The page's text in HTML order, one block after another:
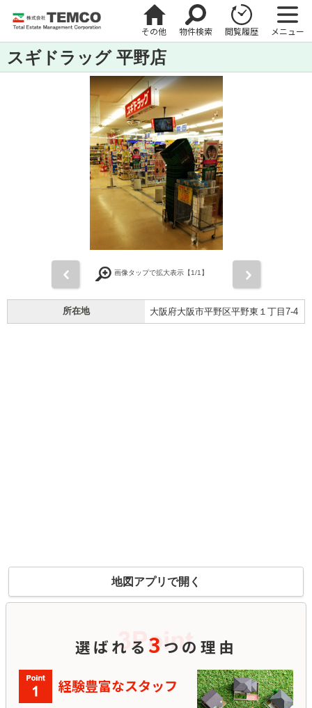
その他 物件検索 閲覧履歴 メニュー
スギドラッグ 平野店
画像タップで拡大表示【1/1】
所在地 大阪府大阪市平野区平野東１丁目7-4
地図アプリで開く
選ばれる 3 つの理由
経験豊富なスタッフ